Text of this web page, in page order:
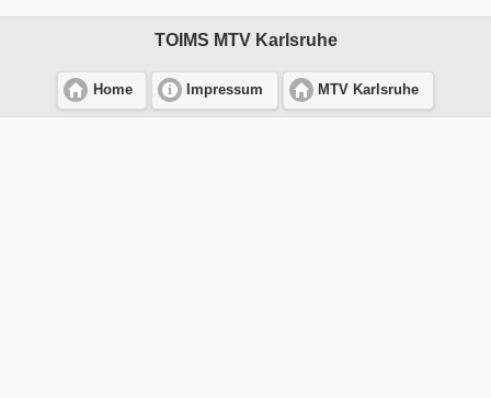
TOIMS MTV Karlsruhe
Home Impressum MTV Karlsruhe